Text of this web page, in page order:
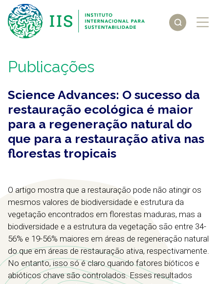
Publicações
Science Advances: O sucesso da
restauração ecológica é maior
para a regeneração natural do
que para a restauração ativa nas
florestas tropicais
O artigo mostra que a restauração pode não atingir os
mesmos valores de biodiversidade e estrutura da
vegetação encontrados em florestas maduras, mas a
biodiversidade e a estrutura da vegetação são entre 34-
56% e 19-56% maiores em áreas de regeneração natural
do que em áreas de restauração ativa, respectivamente.
No entanto, isso só é claro quando fatores bióticos e
abióticos chave são controlados. Esses resultados